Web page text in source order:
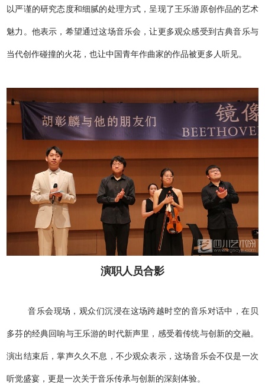
以严谨的研究态度和细腻的处理方式，呈现了王乐游原创作品的艺术
魅力。他表示，希望通过这场音乐会，让更多观众感受到古典音乐与
当代创作碰撞的火花，也让中国青年作曲家的作品被更多人听见。
演职人员合影
音乐会现场，观众们沉浸在这场跨越时空的音乐对话中，在贝
多芬的经典回响与王乐游的时代新声里，感受着传统与创新的交融。
演出结束后，掌声久久不息，不少观众表示，这场音乐会不仅是一次
听觉盛宴，更是一次关于音乐传承与创新的深刻体验。